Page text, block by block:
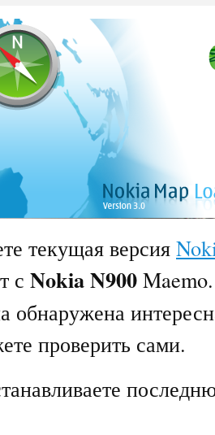
текущая версия
с Nokia N900 Maemo.
обнаружена
проверить сами.